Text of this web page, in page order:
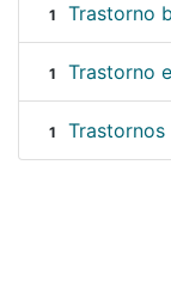
1 Trastorno
1 Trastorno
1